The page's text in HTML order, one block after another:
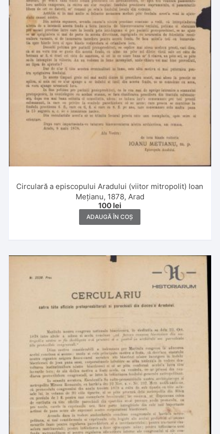
Circulară a episcopului Aradului (viitor mitropolit) Ioan
Mețianu, 1878, Arad
100 lei
ADAUGĂ ÎN COȘ